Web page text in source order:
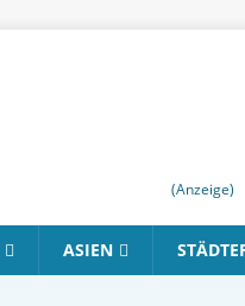
(Anzeige)
ASIEN